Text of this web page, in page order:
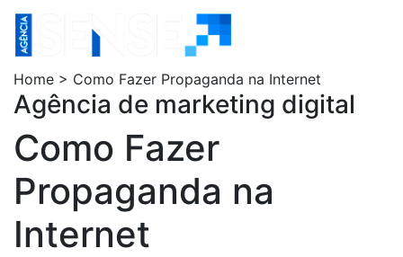
Home > Como Fazer Propaganda na Internet
Agência de marketing digital
Como Fazer
Propaganda na
Internet